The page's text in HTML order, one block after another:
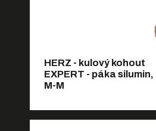
HERZ - kulový kohout
EXPERT - páka silumin,
M-M